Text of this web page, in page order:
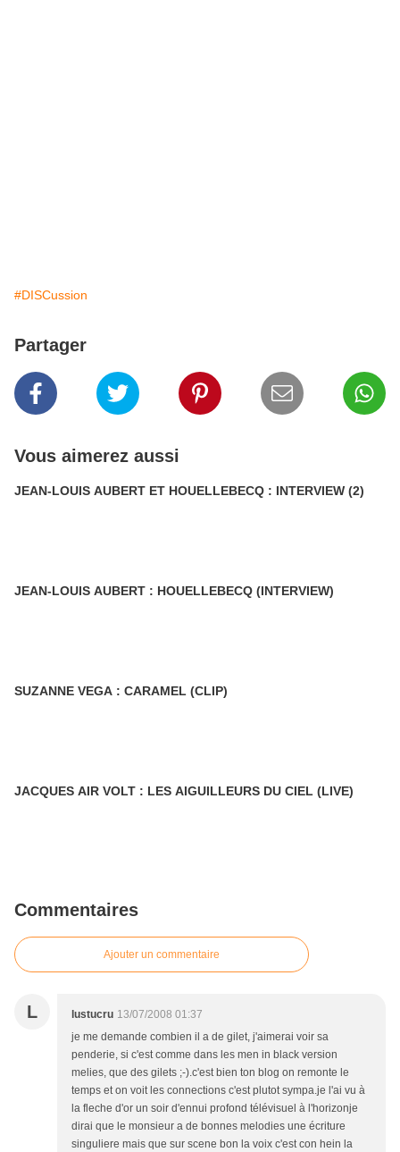
#DISCussion
Partager
Vous aimerez aussi
JEAN-LOUIS AUBERT ET HOUELLEBECQ : INTERVIEW (2)
JEAN-LOUIS AUBERT : HOUELLEBECQ (INTERVIEW)
SUZANNE VEGA : CARAMEL (CLIP)
JACQUES AIR VOLT : LES AIGUILLEURS DU CIEL (LIVE)
Commentaires
Ajouter un commentaire
L lustucru 13/07/2008 01:37
je me demande combien il a de gilet, j'aimerai voir sa
penderie, si c'est comme dans les men in black version
melies, que des gilets ;-).c'est bien ton blog on remonte le
temps et on voit les connections c'est plutot sympa.je l'ai vu à
la fleche d'or un soir d'ennui profond télévisuel à l'horizonje
dirai que le monsieur a de bonnes melodies une écriture
singuliere mais que sur scene bon la voix c'est con hein la